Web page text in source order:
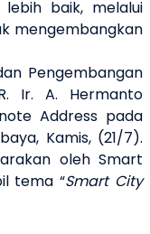
baik, melalui
mengembangkan
Pengembangan
Ir. A. Hermanto
Address pada
Kamis, (21/7).
oleh Smart
tema “Smart City